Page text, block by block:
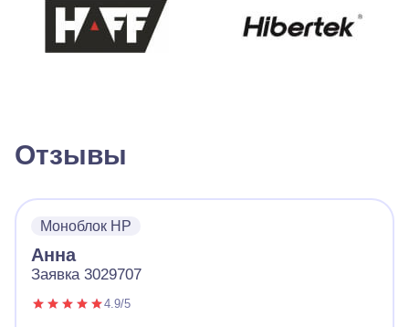
Отзывы
Моноблок HP
Анна
Заявка 3029707
4.9/5